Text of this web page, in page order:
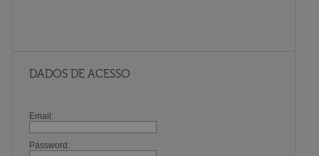
DADOS DE ACESSO
Email:
Password: